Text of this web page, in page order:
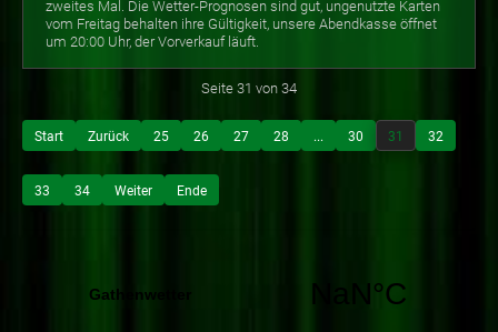
zweites Mal. Die Wetter-Prognosen sind gut, ungenutzte Karten
vom Freitag behalten ihre Gültigkeit, unsere Abendkasse öffnet
um 20:00 Uhr, der Vorverkauf läuft.
Seite 31 von 34
Start Zurück 25 26 27 28 ... 30 31 32
33 34 Weiter Ende